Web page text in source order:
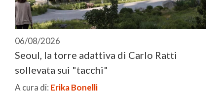
06/08/2026
Seoul, la torre adattiva di Carlo Ratti
sollevata sui "tacchi"
A cura di: Erika Bonelli